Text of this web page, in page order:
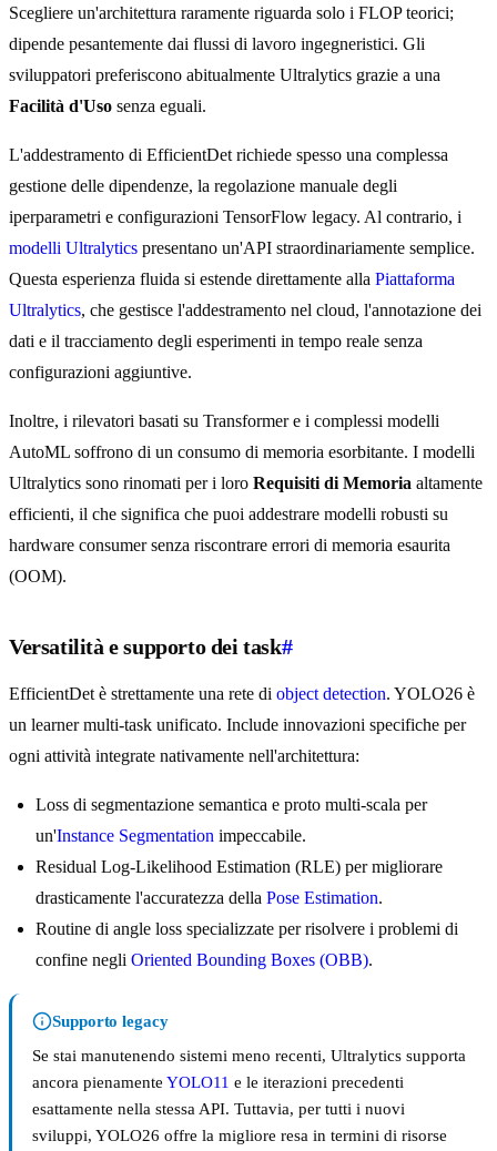
Scegliere un'architettura raramente riguarda solo i FLOP teorici;
dipende pesantemente dai flussi di lavoro ingegneristici. Gli
sviluppatori preferiscono abitualmente Ultralytics grazie a una
Facilità d'Uso senza eguali.
L'addestramento di EfficientDet richiede spesso una complessa
gestione delle dipendenze, la regolazione manuale degli
iperparametri e configurazioni TensorFlow legacy. Al contrario, i
modelli Ultralytics presentano un'API straordinariamente semplice.
Questa esperienza fluida si estende direttamente alla Piattaforma
Ultralytics, che gestisce l'addestramento nel cloud, l'annotazione dei
dati e il tracciamento degli esperimenti in tempo reale senza
configurazioni aggiuntive.
Inoltre, i rilevatori basati su Transformer e i complessi modelli
AutoML soffrono di un consumo di memoria esorbitante. I modelli
Ultralytics sono rinomati per i loro Requisiti di Memoria altamente
efficienti, il che significa che puoi addestrare modelli robusti su
hardware consumer senza riscontrare errori di memoria esaurita
(OOM).
Versatilità e supporto dei task#
EfficientDet è strettamente una rete di object detection. YOLO26 è
un learner multi-task unificato. Include innovazioni specifiche per
ogni attività integrate nativamente nell'architettura:
Loss di segmentazione semantica e proto multi-scala per
un'Instance Segmentation impeccabile.
Residual Log-Likelihood Estimation (RLE) per migliorare
drasticamente l'accuratezza della Pose Estimation.
Routine di angle loss specializzate per risolvere i problemi di
confine negli Oriented Bounding Boxes (OBB).
Supporto legacy
Se stai manutenendo sistemi meno recenti, Ultralytics supporta
ancora pienamente YOLO11 e le iterazioni precedenti
esattamente nella stessa API. Tuttavia, per tutti i nuovi
sviluppi, YOLO26 offre la migliore resa in termini di risorse